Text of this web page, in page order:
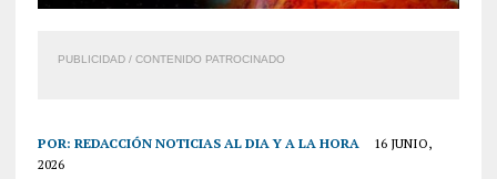
PUBLICIDAD / CONTENIDO PATROCINADO
POR: REDACCIÓN NOTICIAS AL DIA Y A LA HORA
16 JUNIO,
2026